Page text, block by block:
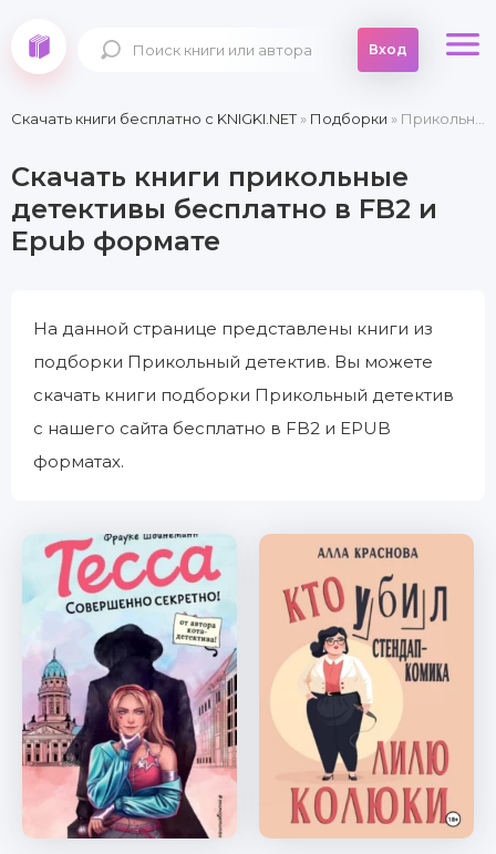
Вход
Скачать книги бесплатно c KNIGKI.NET» Подборки » Прикольный детектив
Скачать книги прикольные
детективы бесплатно в FB2 и
Epub формате
На данной странице представлены книги из
подборки Прикольный детектив. Вы можете
скачать книги подборки Прикольный детектив
с нашего сайта бесплатно в FB2 и EPUB
форматах.